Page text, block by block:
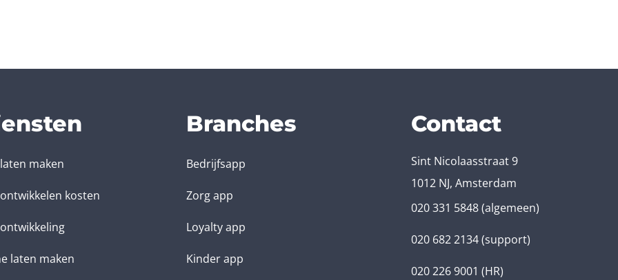
maken
kosten
laten maken
Branches
Bedrijfsapp
Zorg app
Loyalty app
Kinder app
Contact
Sint Nicolaasstraat 9
1012 NJ, Amsterdam
020 331 5848(algemeen)
020 682 2134(support)
020 226 9001 (HR)